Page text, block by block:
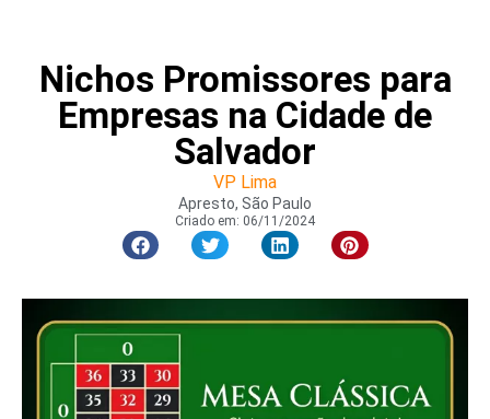
Nichos Promissores para
Empresas na Cidade de
Salvador
VP Lima
Apresto, São Paulo
Criado em: 06/11/2024